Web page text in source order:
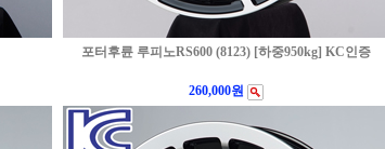
포터후륜 루피노RS600 (8123) [하중950kg] KC인증
260,000원